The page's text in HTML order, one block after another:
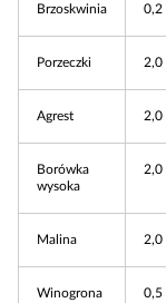
Brzoskwinia 0,2
Porzeczki 2,0
Agrest 2,0
Borówka
wysoka
2,0
Malina 2,0
Winogrona 0,5